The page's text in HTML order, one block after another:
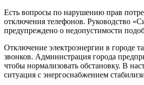
Есть вопросы по нарушению прав
отключения телефонов. Руководство
предупреждено о недопустимости
Отключение электроэнергии в городе
звонков. Администрация города
чтобы нормализовать обстановку. В
ситуация с энергоснабжением